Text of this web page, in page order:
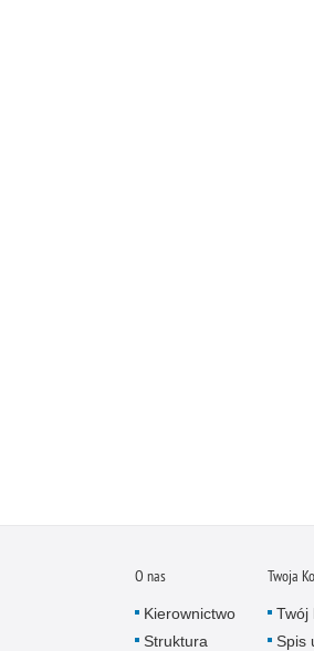
O nas
Kierownictwo
Struktura
Twoja
Twój
Spis